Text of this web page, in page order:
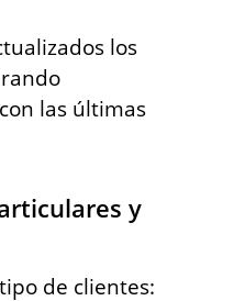
los
las últimas
y
de clientes: